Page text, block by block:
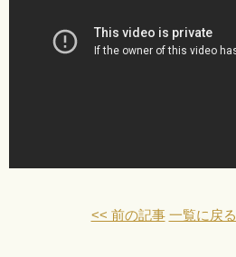
<< 前の記事 一覧に戻る